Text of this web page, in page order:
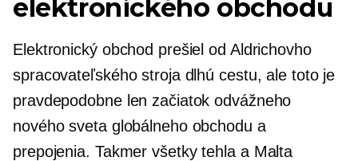
elektronického obchodu
Elektronický obchod prešiel od Aldrichovho
spracovateľského stroja dlhú cestu, ale toto je
pravdepodobne len začiatok odvážneho
nového sveta globálneho obchodu a
prepojenia. Takmer všetkytehla a Malta